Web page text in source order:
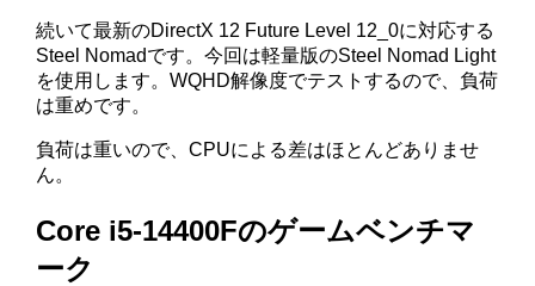
続いて最新のDirectX 12 Future Level 12_0に対応する
Steel Nomadです。今回は軽量版のSteel Nomad Light
を使用します。WQHD解像度でテストするので、負荷
は重めです。
負荷は重いので、CPUによる差はほとんどありませ
ん。
Core i5-14400Fのゲームベンチマ
ーク